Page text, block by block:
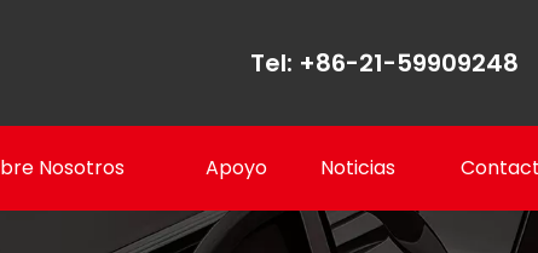
Tel: +86-21-59909248
Nosotros Apoyo Noticias